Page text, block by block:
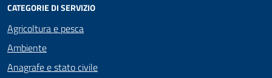
CATEGORIE DI SERVIZIO
Agricoltura e pesca
Ambiente
Anagrafe e stato civile